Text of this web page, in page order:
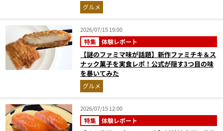
グルメ
2026/07/15 19:00
特集 体験レポート
【謎のファミマ味が話題】新作ファミチキ＆ス
ナック菓子を実食レポ！公式が隠す3つ目の味
を暴いてみた
グルメ
2026/07/15 12:00
特集 体験レポート